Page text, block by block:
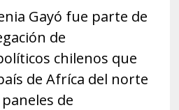
Diseño
Vivienda
Gayó fue parte de
de
chilenos que
de Afríca del norte
de